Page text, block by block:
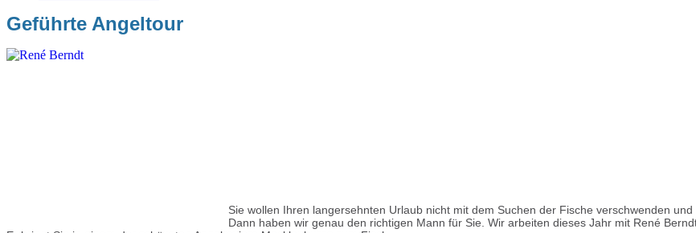
Geführte Angeltour
Sie wollen Ihren langersehnten Urlaub nicht mit dem Suchen der Fische verschwenden
Dann haben wir genau den richtigen Mann für Sie. Wir arbeiten dieses Jahr mit René